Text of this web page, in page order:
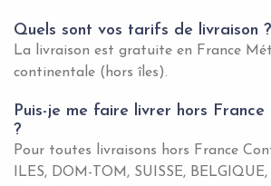
Quels sont vos tarifs de livraison ?
La livraison est gratuite en France
continentale (hors îles).
Puis-je me faire livrer hors
?
Pour toutes livraisons hors France
ILES, DOM-TOM, SUISSE, BELGIQUE,